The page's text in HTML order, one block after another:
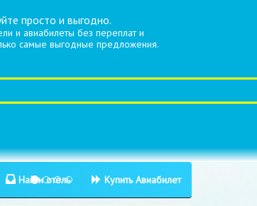
просто и выгодно.
и авиабилеты без переплат и
самые выгодные предложения.
Найти отель Купить Авиабилет